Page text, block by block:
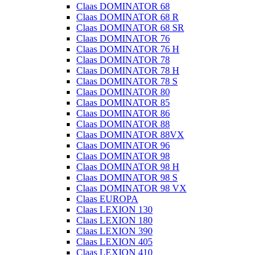
Claas DOMINATOR 68
Claas DOMINATOR 68 R
Claas DOMINATOR 68 SR
Claas DOMINATOR 76
Claas DOMINATOR 76 H
Claas DOMINATOR 78
Claas DOMINATOR 78 H
Claas DOMINATOR 78 S
Claas DOMINATOR 80
Claas DOMINATOR 85
Claas DOMINATOR 86
Claas DOMINATOR 88
Claas DOMINATOR 88VX
Claas DOMINATOR 96
Claas DOMINATOR 98
Claas DOMINATOR 98 H
Claas DOMINATOR 98 S
Claas DOMINATOR 98 VX
Claas EUROPA
Claas LEXION 130
Claas LEXION 180
Claas LEXION 390
Claas LEXION 405
Claas LEXION 410